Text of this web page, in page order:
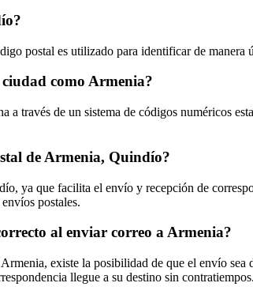
postal es utilizado para identificar de manera
como Armenia?
a través de un sistema de códigos numéricos
de Armenia, Quindío?
ya que facilita el envío y recepción de
postales.
al enviar correo a Armenia?
existe la posibilidad de que el envío
llegue a su destino sin contratiempos.